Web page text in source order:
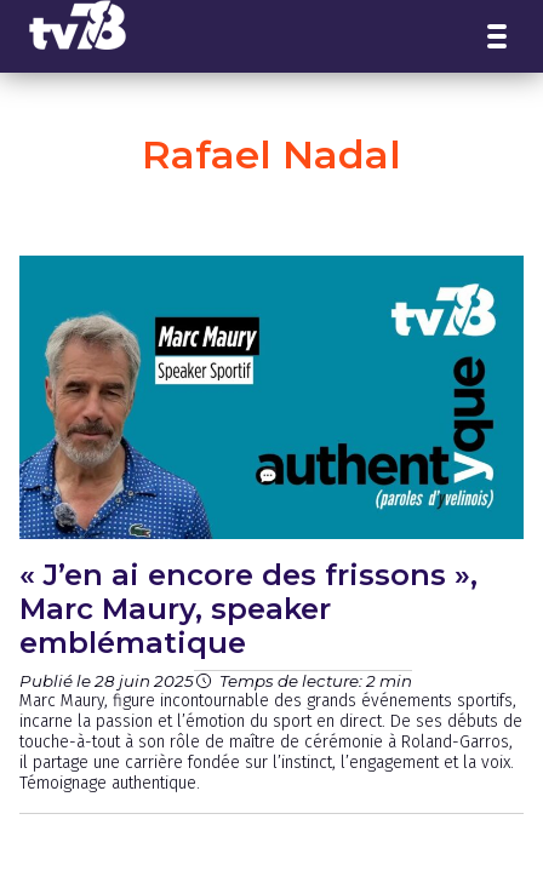
Rafael Nadal
« J’en ai encore des frissons »,
Marc Maury, speaker
emblématique
Publié le 28 juin 2025 Temps de lecture: 2 min
Marc Maury, figure incontournable des grands événements sportifs,
incarne la passion et l’émotion du sport en direct. De ses débuts de
touche-à-tout à son rôle de maître de cérémonie à Roland-Garros,
il partage une carrière fondée sur l’instinct, l’engagement et la voix.
Témoignage authentique.
Panneau de gestion des cookies